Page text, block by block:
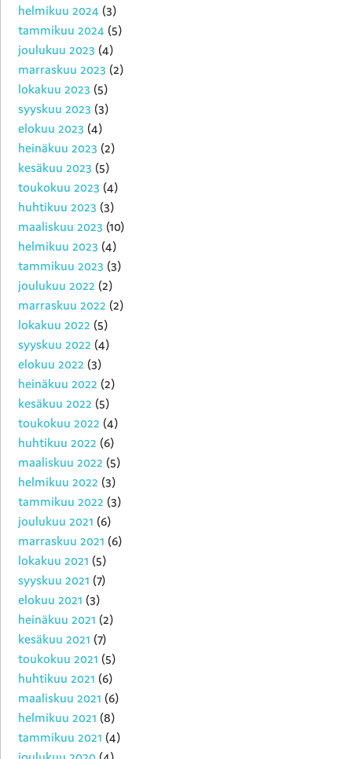
helmikuu 2024 (3)
tammikuu 2024 (5)
joulukuu 2023 (4)
marraskuu 2023 (2)
lokakuu 2023 (5)
syyskuu 2023 (3)
elokuu 2023 (4)
heinäkuu 2023 (2)
kesäkuu 2023 (5)
toukokuu 2023 (4)
huhtikuu 2023 (3)
maaliskuu 2023 (10)
helmikuu 2023 (4)
tammikuu 2023 (3)
joulukuu 2022 (2)
marraskuu 2022 (2)
lokakuu 2022 (5)
syyskuu 2022 (4)
elokuu 2022 (3)
heinäkuu 2022 (2)
kesäkuu 2022 (5)
toukokuu 2022 (4)
huhtikuu 2022 (6)
maaliskuu 2022 (5)
helmikuu 2022 (3)
tammikuu 2022 (3)
joulukuu 2021 (6)
marraskuu 2021 (6)
lokakuu 2021 (5)
syyskuu 2021 (7)
elokuu 2021 (3)
heinäkuu 2021 (2)
kesäkuu 2021 (7)
toukokuu 2021 (5)
huhtikuu 2021 (6)
maaliskuu 2021 (6)
helmikuu 2021 (8)
tammikuu 2021 (4)